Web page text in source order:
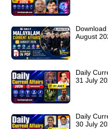
August
Daily
31 July
Daily
30 July